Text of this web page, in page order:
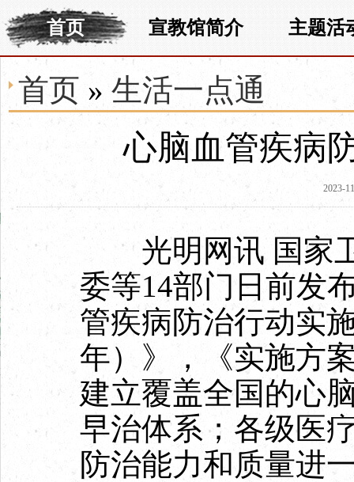
首页 宣教馆简介 主题活
首页 » 生活一点通
心脑血管疾病
2023-
光明网讯 国家
委等14部门日前发
管疾病防治行动实
年）》，《实施方
建立覆盖全国的心
早治体系；各级医
防治能力和质量进